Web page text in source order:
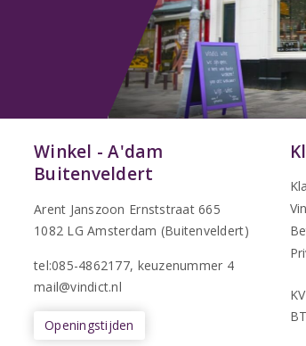
Winkel - A'dam
Buitenveldert
Arent Janszoon Ernststraat 665
1082 LG Amsterdam (Buitenveldert)
tel:085-4862177, keuzenummer 4
mail@vindict.nl
Openingstijden